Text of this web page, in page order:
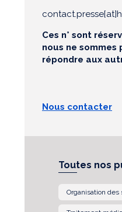
Ces n° sont
nous ne sommes
répondre aux
Nous contacter
Toutes nos
Organisation des